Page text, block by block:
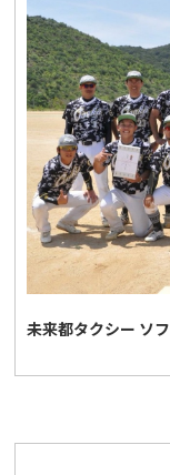
未来都タクシー ソ